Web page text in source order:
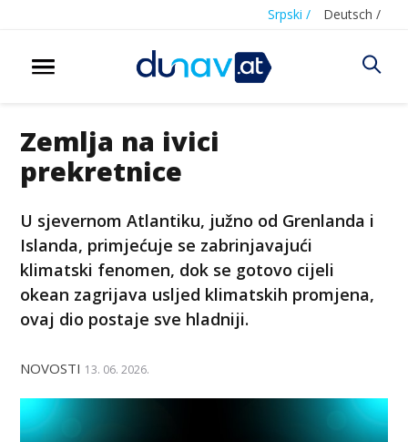
Srpski / Deutsch /
Zemlja na ivici
prekretnice
U sjevernom Atlantiku, južno od Grenlanda i
Islanda, primjećuje se zabrinjavajući
klimatski fenomen, dok se gotovo cijeli
okean zagrijava usljed klimatskih promjena,
ovaj dio postaje sve hladniji.
NOVOSTI 13. 06. 2026.